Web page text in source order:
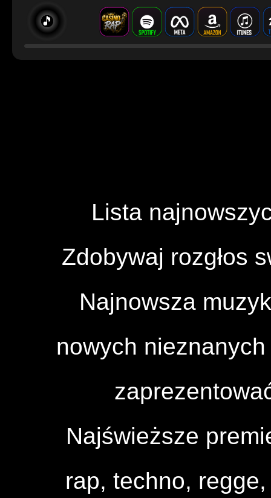
🎵
Lista
Zdobywaj rozgłos
Najnowsza
nowych
Najświeższe
rap, techno,